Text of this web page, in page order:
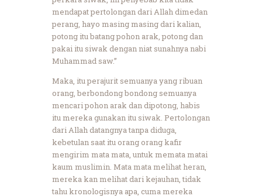
mendapat pertolongan dari Allah dimedan
perang, hayo masing masing dari kalian,
potong itu batang pohon arak, potong dan
pakai itu siwak dengan niat sunahnya nabi
Muhammad saw.”
Maka, itu perajurit semuanya yang ribuan
orang, berbondong bondong semuanya
mencari pohon arak dan dipotong, habis
itu mereka gunakan itu siwak. Pertolongan
dari Allah datangnya tanpa diduga,
kebetulan saat itu orang orang kafir
mengirim mata mata, untuk memata matai
kaum muslimin. Mata mata melihat heran,
mereka kan melihat dari kejauhan, tidak
tahu kronologisnya apa, cuma mereka